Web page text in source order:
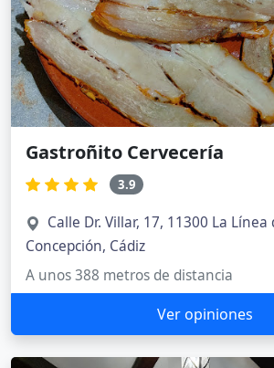
Gastroñito Cervecería
3.9
Calle Dr. Villar, 17, 11300 La Línea
Concepción, Cádiz
A unos 388 metros de distancia
Ver opiniones